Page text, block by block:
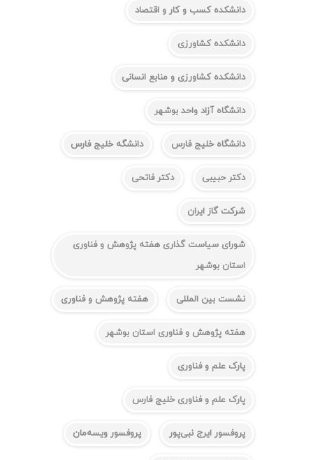
دانشکده کسب و کار و اقتصاد
دانشکده کشاورزی
دانشکده کشاورزی و منابع انسانی
دانشگاه آزاد واحد بوشهر
دانشگاه خلیج فارس دانشگه خلیج فارس
دکتر حبیبی دکتر فاتحی
شرکت گاز ایران
شورای سیاست گذاری هفته پژوهش و فناوری
استان بوشهر
نشست بین المللی هفته پژوهش و فناوری
هفته پژوهش و فناوری استان بوشهر
پارک علم و فناوری
پارک علم و فناوری خلیج فارس
پروفسور ایرج نبی‌پور پروفسور ویسه‌مان